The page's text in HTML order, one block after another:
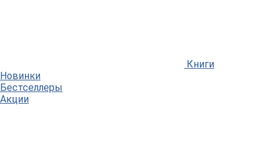
Книги
Новинки
Бестселлеры
Акции